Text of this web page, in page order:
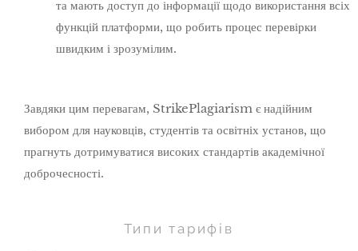
та мають доступ до інформації щодо використання всіх
функцій платформи, що робить процес перевірки
швидким і зрозумілим.
Завдяки цим перевагам, StrikePlagiarism є надійним
вибором для науковців, студентів та освітніх установ, що
прагнуть дотримуватися високих стандартів академічної
доброчесності.
Типи тарифів